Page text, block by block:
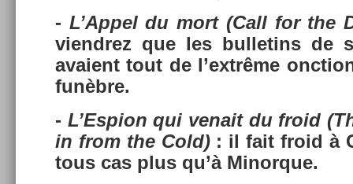
- L’Appel du mort(Call for the
viendrez que les bul­letins de
avaient tout de l’extrême
funèbre.
- L’Esp­ion qui venait du froid
in from the Cold): il fait froid à
tous cas plus qu’à Minor­que.